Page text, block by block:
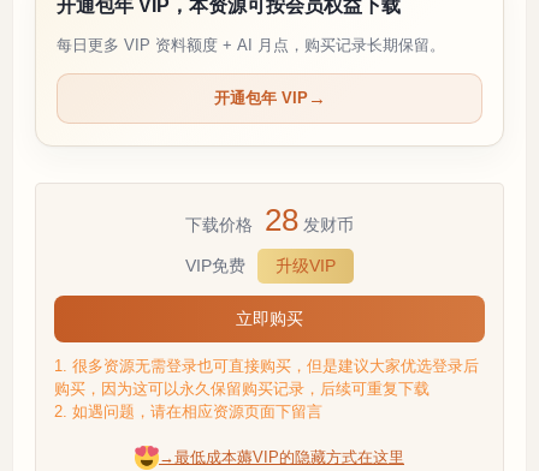
开通包年 VIP，本资源可按会员权益下载
每日更多 VIP 资料额度 + AI 月点，购买记录长期保留。
开通包年 VIP
下载价格 28 发财币
VIP免费 升级VIP
立即购买
1. 很多资源无需登录也可直接购买，但是建议大家优选登录后
购买，因为这可以永久保留购买记录，后续可重复下载
2. 如遇问题，请在相应资源页面下留言
→最低成本薅VIP的隐藏方式在这里